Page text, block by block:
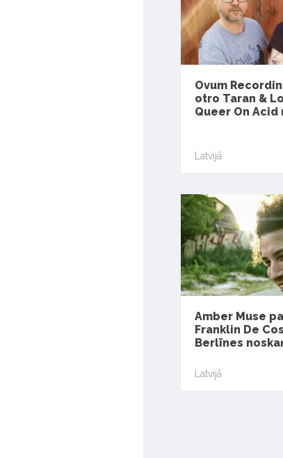
Ovum
otro Taran &
Queer On Acid
Latvijā
Amber Muse
Franklin De
Berlīnes
Latvijā